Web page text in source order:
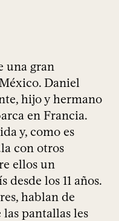
una gran
Daniel
hijo y hermano
en Francia.
y, como es
con otros
ellos un
los 11 años.
hablan de
pantallas les